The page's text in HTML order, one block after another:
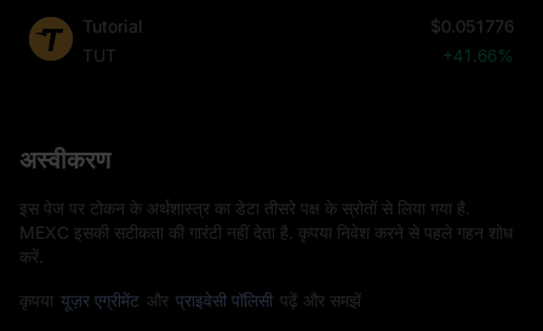
Tutorial
TUT
$0.051776
+41.66%
अस्वीकरण
इस पेज पर टोकन के अर्थशास्त्र का डेटा तीसरे पक्ष के स्रोतों से लिया गया है.
MEXC इसकी सटीकता की गारंटी नहीं देता है. कृपया निवेश करने से पहले गहन शोध
करें.
कृपया यूज़र एग्रीमेंट और प्राइवेसी पॉलिसी पढ़ें और समझें